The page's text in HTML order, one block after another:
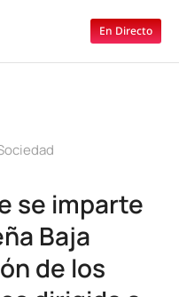
En Directo
se imparte
Baja
de los